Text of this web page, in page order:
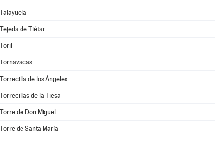
Talayuela
Tejeda de Tiétar
Toril
Tornavacas
Torrecilla de los Ángeles
Torrecillas de la Tiesa
Torre de Don Miguel
Torre de Santa María